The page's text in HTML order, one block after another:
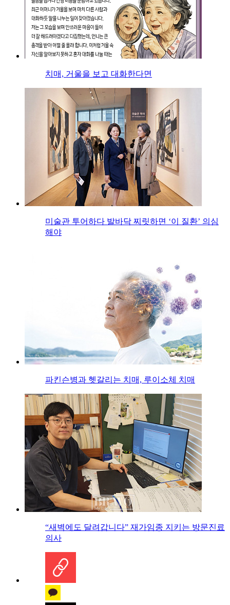
치매, 거울을 보고 대화한다면
미술관 투어하다 발바닥 찌릿하면 ‘이 질환’ 의심
해야
파킨슨병과 헷갈리는 치매, 루이소체 치매
“새벽에도 달려갑니다” 재가임종 지키는 방문진료
의사